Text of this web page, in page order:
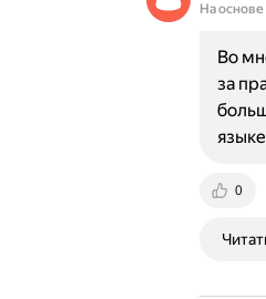
На
0
Во
за